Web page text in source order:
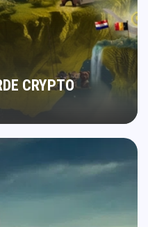
CRYPTO